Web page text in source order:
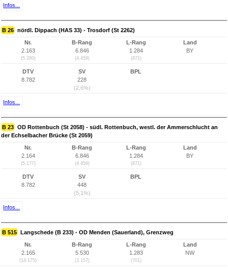
Infos...
B 26 nördl. Dippach (HAS 33) - Trosdorf (St 2262)
Nr.
2.163
(5.280)
B-Rang
6.846
(4.459)
L-Rang
1.284
(871)
Land
BY
DTV
8.782
SV
228
(2,6%)
BPL
Infos...
B 23 OD Rottenbuch (St 2058) - südl. Rottenbuch, westl. der Ammerschlucht an
der Echselbacher Brücke (St 2059)
Nr.
2.164
(5.177)
B-Rang
6.846
(4.459)
L-Rang
1.284
(871)
Land
BY
DTV
8.782
SV
448
(5,1%)
BPL
Infos...
B 515 Langschede (B 233) - OD Menden (Sauerland), Grenzweg
Nr.
2.165
(14.175)
B-Rang
5.530
(3.157)
L-Rang
1.283
(701)
Land
NW